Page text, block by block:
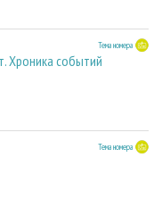
Тема номера
Хроника событий
Тема номера